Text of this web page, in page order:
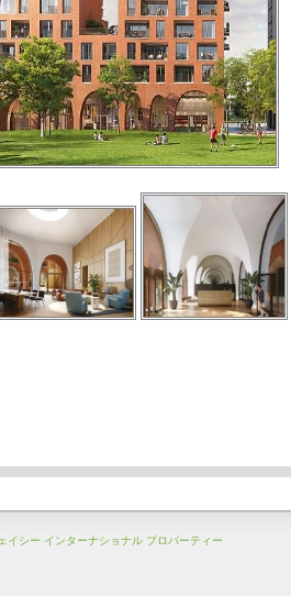
イシー インターナショナル プロパーティー